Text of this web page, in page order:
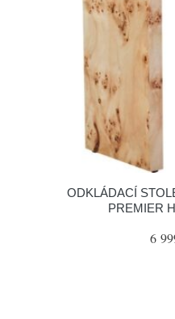
ODKLÁDACÍ
PREMIER
6